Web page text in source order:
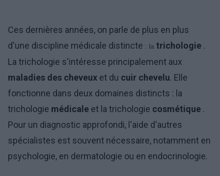
Ces dernières années, on parle de plus en plus
d'une discipline médicale distincte : la trichologie .
La trichologie s'intéresse principalement aux
maladies des cheveux et du cuir chevelu. Elle
fonctionne dans deux domaines distincts : la
trichologie médicale et la trichologie cosmétique .
Pour un diagnostic approfondi, l'aide d'autres
spécialistes est souvent nécessaire, notamment en
psychologie, en dermatologie ou en endocrinologie.